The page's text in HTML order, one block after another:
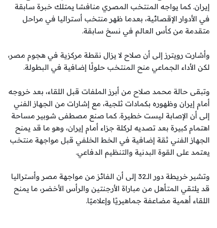
إيران. كما يواجه المنتخب المصري منافسًا يمتلك خبرة سابقة
في الأدوار الإقصائية، بعدما ظهر منتخب أستراليا في مراحل
متقدمة من كأس العالم في نسخ سابقة.
وأشارت رويترز إلى أن صلاح لا يزال نقطة مركزية في هجوم مصر،
لكن الأداء الجماعي منح المنتخب حلولًا إضافية في البطولة.
وتبقى حالة محمد صلاح من أبرز الملفات قبل اللقاء، بعد خروجه
أمام إيران وظهوره بكمادات ثلجية، مع إشارات من الجهاز الفني
إلى أن الإصابة ليست خطيرة. كما صنع مصطفى شوبير مساحة
اهتمام كبيرة بعد تصديه لركلة جزاء أمام إيران، وهو ما قد يمنح
الجهاز الفني ثقة إضافية في الخط الخلفي قبل مواجهة منتخب
يعتمد على القوة البدنية والتنظيم الدفاعي.
وتشير خريطة دور الـ32 إلى أن الفائز من مواجهة مصر وأستراليا
قد يلتقي المتأهل من مباراة الأرجنتين والرأس الأخضر، ما يمنح
اللقاء أهمية مضاعفة جماهيريًا وإعلاميًا.